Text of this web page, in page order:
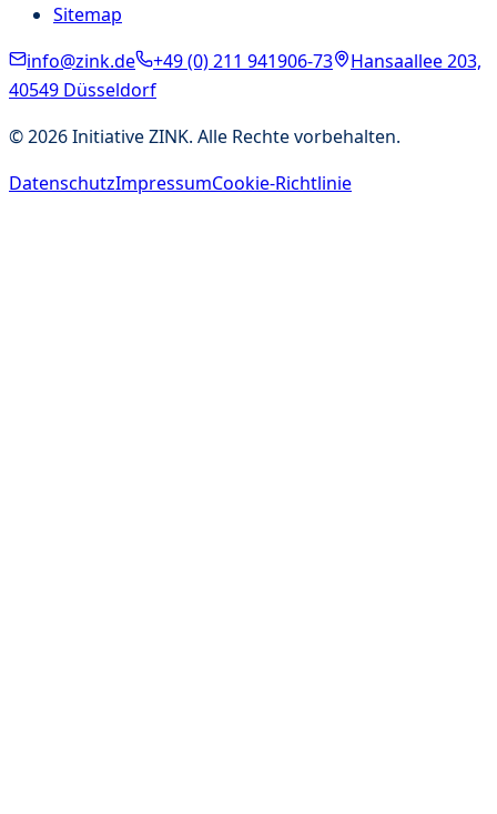
Sitemap
info@zink.de
+49 (0) 211 941906-73
Hansaallee 203,
40549 Düsseldorf
©2026Initiative ZINK. Alle Rechte vorbehalten.
DatenschutzImpressumCookie-Richtlinie